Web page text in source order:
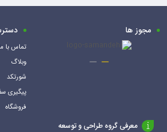
به
به
مجوز ها
تماس با
وبلاگ
شورتکد
پیگیری
فروشگاه
معرفی گروه طراحی و توسعه